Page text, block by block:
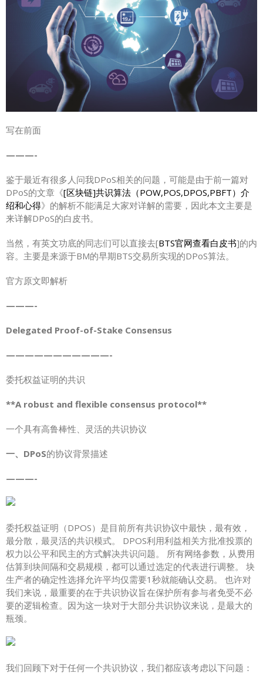
写在前面
———-
鉴于最近有很多人问我DPoS相关的问题，可能是由于前一篇对
DPoS的文章《[区块链]共识算法（POW,POS,DPOS,PBFT）介
绍和心得》的解析不能满足大家对详解的需要，因此本文主要是
来详解DPoS的白皮书。
当然，有英文功底的同志们可以直接去[BTS官网查看白皮书]的内
容。主要是来源于BM的早期BTS交易所实现的DPoS算法。
官方原文即解析
———-
Delegated Proof-of-Stake Consensus
———————————-
委托权益证明的共识
**A robust and flexible consensus protocol**
一个具有高鲁棒性、灵活的共识协议
一、DPoS的协议背景描述
———-
委托权益证明（DPOS）是目前所有共识协议中最快，最有效，
最分散，最灵活的共识模式。 DPOS利用利益相关方批准投票的
权力以公平和民主的方式解决共识问题。 所有网络参数，从费用
估算到块间隔和交易规模，都可以通过选定的代表进行调整。 块
生产者的确定性选择允许平均仅需要1秒就能确认交易。 也许对
我们来说，最重要的在于共识协议旨在保护所有参与者免受不必
要的逻辑检查。因为这一块对于大部分共识协议来说，是最大的
瓶颈。
我们回顾下对于任何一个共识协议，我们都应该考虑以下问题：